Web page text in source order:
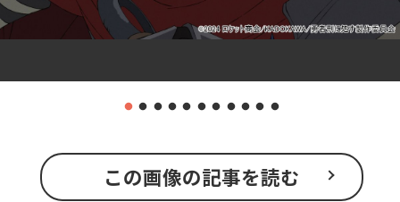
この画像の記事を読む